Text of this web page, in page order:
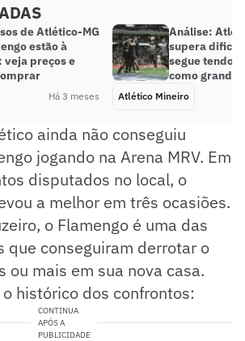
de Atlético-MG
estão à
veja preços e
Há 3 meses
Análise:
supera
segue tendo
como grande
Atlético Mineiro
ainda não conseguiu
jogando na Arena MRV. Em
disputados no local, o
a melhor em três ocasiões.
o Flamengo é uma das
que conseguiram derrotar o
ou mais em sua nova casa.
histórico dos confrontos:
CONTINUA
APÓS A
PUBLICIDADE